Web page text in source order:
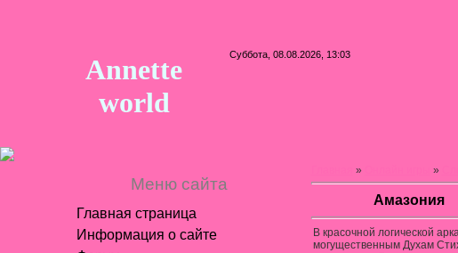
Annette
world
Суббота, 08.08.2026, 13:03
Меню сайта
Главная страница
Информация о сайте
» »
Амазония
В красочной логической
могущественным Духам